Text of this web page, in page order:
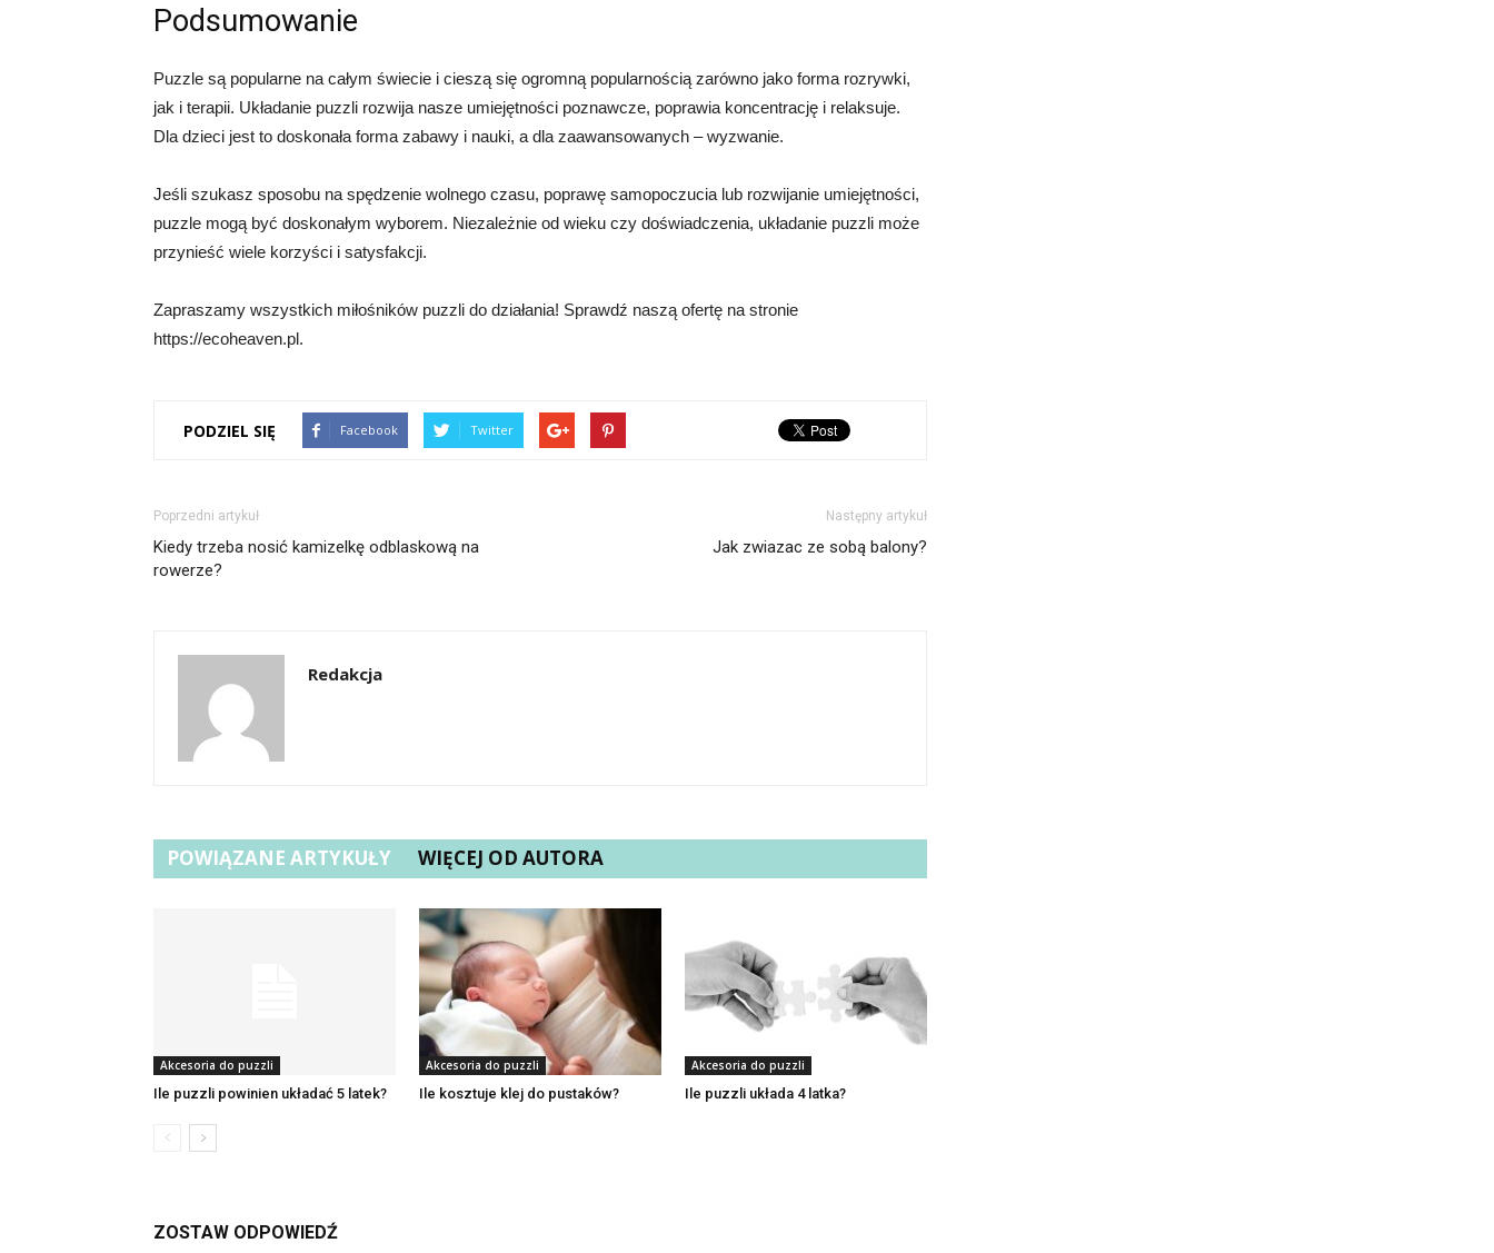
Podsumowanie
Puzzle są popularne na całym świecie i cieszą się ogromną popularnością zarówno jako forma rozrywki,
jak i terapii. Układanie puzzli rozwija nasze umiejętności poznawcze, poprawia koncentrację i relaksuje.
Dla dzieci jest to doskonała forma zabawy i nauki, a dla zaawansowanych – wyzwanie.
Jeśli szukasz sposobu na spędzenie wolnego czasu, poprawę samopoczucia lub rozwijanie umiejętności,
puzzle mogą być doskonałym wyborem. Niezależnie od wieku czy doświadczenia, układanie puzzli może
przynieść wiele korzyści i satysfakcji.
Zapraszamy wszystkich miłośników puzzli do działania! Sprawdź naszą ofertę na stronie
https://ecoheaven.pl.
PODZIEL SIĘ Facebook Twitter
Poprzedni artykuł
Kiedy trzeba nosić kamizelkę odblaskową na
rowerze?
Następny artykuł
Jak zwiazac ze sobą balony?
Redakcja
POWIĄZANE ARTYKUŁY WIĘCEJ OD AUTORA
Akcesoria do puzzli
Ile puzzli powinien układać 5 latek?
Akcesoria do puzzli
Ile kosztuje klej do pustaków?
Akcesoria do puzzli
Ile puzzli układa 4 latka?
ZOSTAW ODPOWIEDŹ